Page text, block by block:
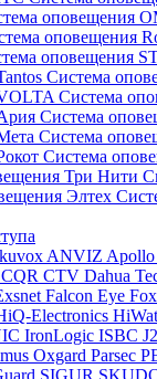
оповещения
оповещения
оповещения
Система
Система
Система
Система
Система
Три Нити
Элтех
ANVIZ Apollo
CQR CTV Dahua
Falcon Eye Fox
Electronics
IronLogic ISBC
Oxgard Parsec
SIGUR